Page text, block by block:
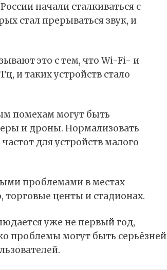
начали сталкиваться с
стал прерываться звук, и
это с тем, что Wi-Fi- и
и таких устройств стало
помехам могут быть
и дроны. Нормализовать
для устройств малого
проблемами в местах
торговые центы и стадионах.
уже не первый год,
проблемы могут быть серьёзней